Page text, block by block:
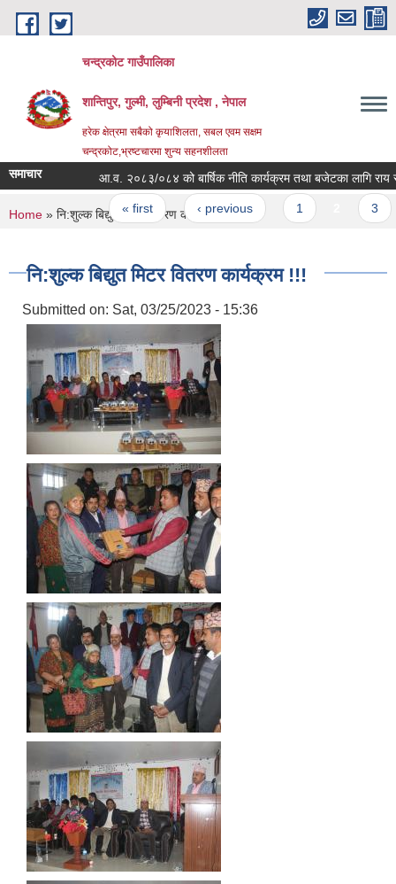
Skip to main content
चन्द्रकोट गाउँपालिका
शान्तिपुर, गुल्मी, लुम्बिनी प्रदेश , नेपाल
हरेक क्षेत्रमा सबैको कृयाशिलता, सबल एवम सक्षम
चन्द्रकोट,भ्रष्टचारमा शुन्य सहनशीलता
समाचार आ.व. २०८३/०८४ को बार्षिक नीति कार्यक्रम तथा बजेटका लागि राय
Pages
« first ‹ previous
You are here
Home » नि:शुल्क बिद्युत मिटर वितरण कार्यक्रम !!!
नि:शुल्क बिद्युत मिटर वितरण कार्यक्रम !!!
Submitted on: Sat, 03/25/2023 - 15:36